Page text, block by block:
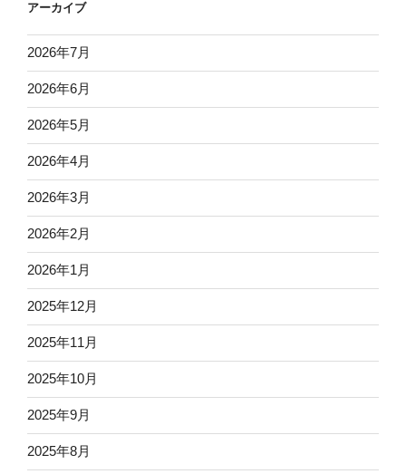
アーカイブ
2026年7月
2026年6月
2026年5月
2026年4月
2026年3月
2026年2月
2026年1月
2025年12月
2025年11月
2025年10月
2025年9月
2025年8月